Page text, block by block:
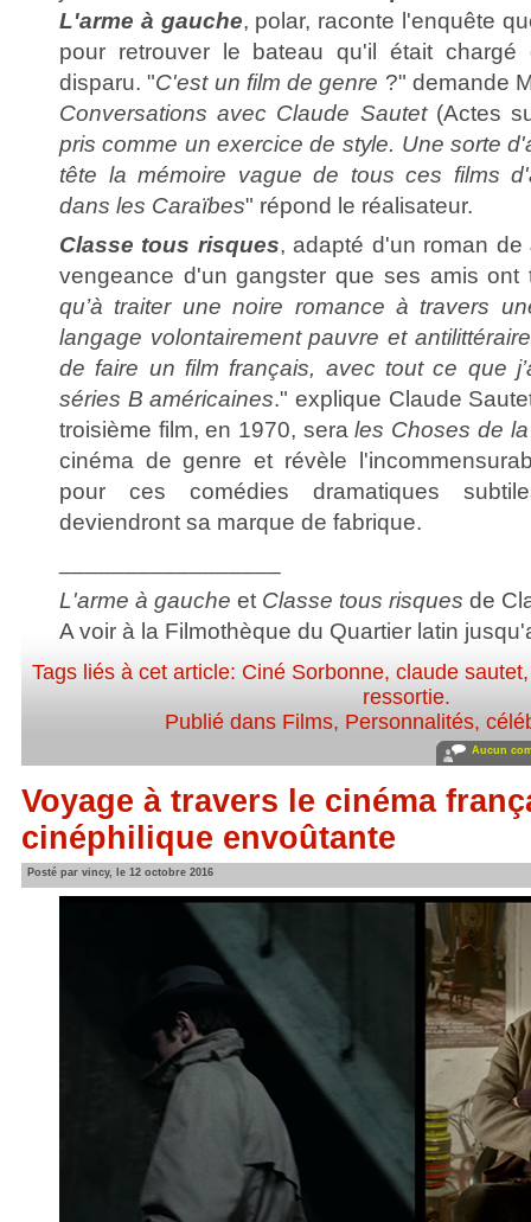
L'arme à gauche, polar, raconte l'enquête
pour retrouver le bateau qu'il était chargé
disparu. "C'est un film de genre ?" demande
Conversations avec Claude Sautet(Actes
pris comme un exercice de style. Une sorte
tête la mémoire vague de tous ces films
dans les Caraïbes" répond le réalisateur.
Classe tous risques, adapté d'un roman
vengeance d'un gangster que ses amis ont
qu’à traiter une noire romance à travers
langage volontairement pauvre et
de faire un film français, avec tout ce que
séries B américaines." explique Claude
troisième film, en 1970, serales Choses de
cinéma de genre et révèle
pour ces comédies dramatiques
deviendront sa marque de fabrique.
L'arme à gauche et Classe tous risques de
A voir à la Filmothèque du Quartier latin
Tags liés à cet article: Ciné Sorbonne,claude sautet
ressortie.
Publié dans Films, Personnalités,
Aucun
Voyage à travers le cinéma
cinéphilique envoûtante
Posté par vincy, le 12 octobre 2016